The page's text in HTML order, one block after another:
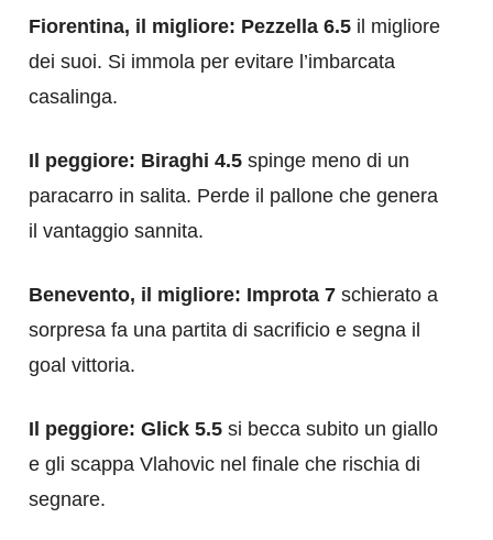
Fiorentina, il migliore: Pezzella 6.5 il migliore
dei suoi. Si immola per evitare l’imbarcata
casalinga.
Il peggiore: Biraghi 4.5 spinge meno di un
paracarro in salita. Perde il pallone che genera
il vantaggio sannita.
Benevento, il migliore: Improta 7 schierato a
sorpresa fa una partita di sacrificio e segna il
goal vittoria.
Il peggiore: Glick 5.5 si becca subito un giallo
e gli scappa Vlahovic nel finale che rischia di
segnare.